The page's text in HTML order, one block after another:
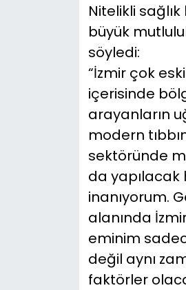
Nitelikli
büyük
söyledi:
“İzmir çok
içerisinde
arayanların
modern
sektöründe
da yapılacak
inanıyorum.
alanında
eminim
değil aynı
faktörler